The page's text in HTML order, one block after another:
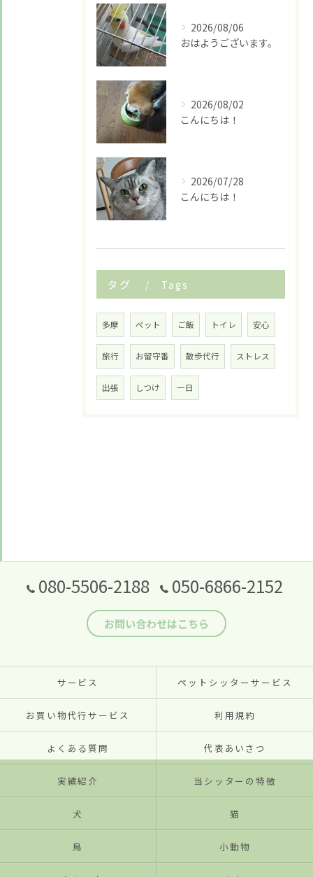
2026/08/06
おはようございます。
2026/08/02
こんにちは！
2026/07/28
こんにちは！
タグ Tags
多摩 ペット ご飯 トイレ 安心
旅行 お留守番 散歩代行 ストレス
出張 しつけ 一日
080-5506-2188 050-6866-2152
お問い合わせはこちら
サービス ペットシッターサービス
お買い物代行サービス 利用規約
よくある質問 代表あいさつ
実績紹介 当シッターの特徴
犬 猫
鳥 小動物
LINE友だち追加はこちら